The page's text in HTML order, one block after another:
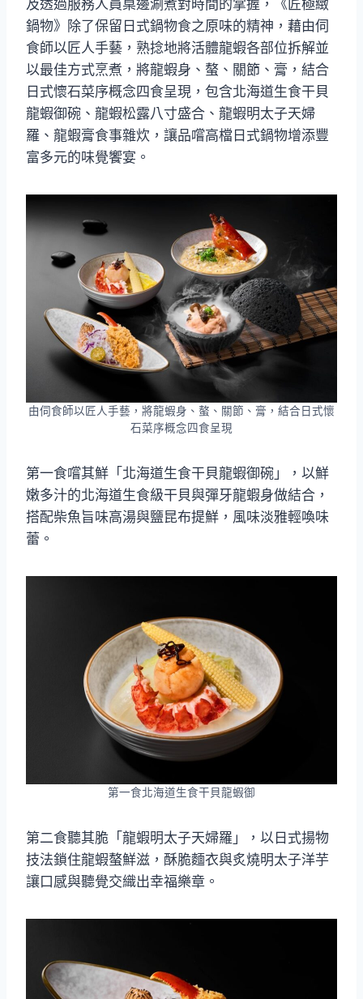
及透過服務人員桌邊涮煮對時間的掌握，《匠極緻
鍋物》除了保留日式鍋物食之原味的精神，藉由伺
食師以匠人手藝，熟捻地將活體龍蝦各部位拆解並
以最佳方式烹煮，將龍蝦身、螯、關節、膏，結合
日式懷石菜序概念四食呈現，包含北海道生食干貝
龍蝦御碗、龍蝦松露八寸盛合、龍蝦明太子天婦
羅、龍蝦膏食事雜炊，讓品嚐高檔日式鍋物增添豐
富多元的味覺饗宴。
由伺食師以匠人手藝，將龍蝦身、螯、關節、膏，結合日式懷
石菜序概念四食呈現
第一食嚐其鮮「北海道生食干貝龍蝦御碗」，以鮮
嫩多汁的北海道生食級干貝與彈牙龍蝦身做結合，
搭配柴魚旨味高湯與鹽昆布提鮮，風味淡雅輕喚味
蕾。
第一食北海道生食干貝龍蝦御
第二食聽其脆「龍蝦明太子天婦羅」，以日式揚物
技法鎖住龍蝦螯鮮滋，酥脆麵衣與炙燒明太子洋芋
讓口感與聽覺交織出幸福樂章。